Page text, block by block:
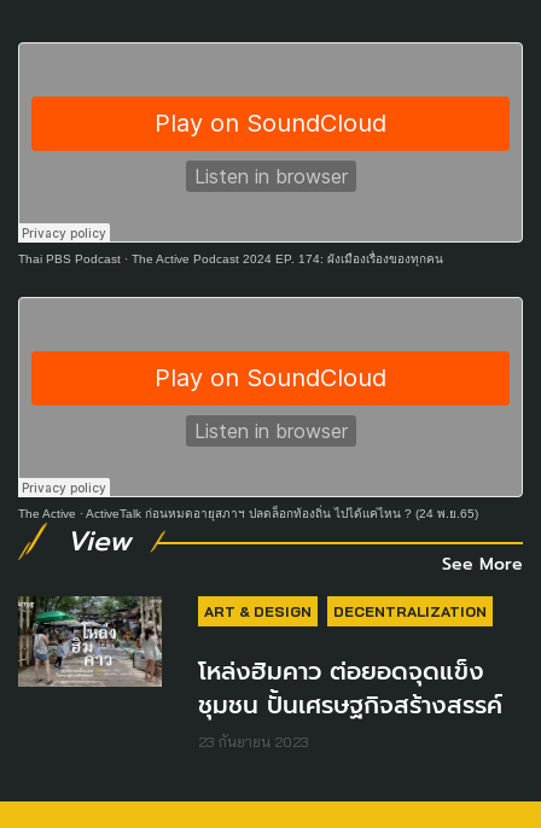
Thai PBS Podcast · The Active Podcast 2024 EP. 174: ผังเมืองเรื่องของทุกคน
The Active ·ActiveTalk ก่อนหมดอายุสภาฯ ปลดล็อกท้องถิ่น ไปได้แค่ไหน ? (24 พ.ย.65)
View
See More
ART & DESIGN DECENTRALIZATION
โหล่งฮิมคาว ต่อยอดจุดแข็ง
ชุมชน ปั้นเศรษฐกิจสร้างสรรค์
23 กันยายน 2023